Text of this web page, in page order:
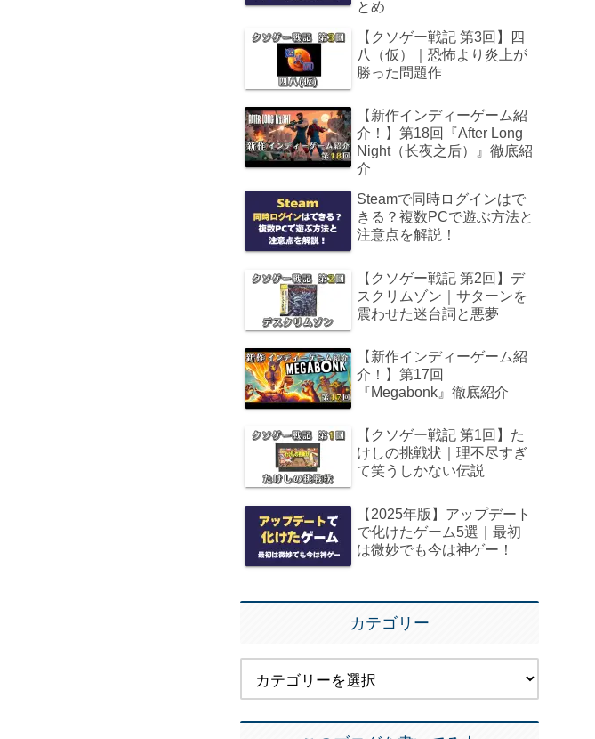
とめ
【クソゲー戦記 第3回】四
八（仮）｜恐怖より炎上が
勝った問題作
【新作インディーゲーム紹
介！】第18回『After Long
Night（长夜之后）』徹底紹
介
Steamで同時ログインはで
きる？複数PCで遊ぶ方法と
注意点を解説！
【クソゲー戦記 第2回】デ
スクリムゾン｜サターンを
震わせた迷台詞と悪夢
【新作インディーゲーム紹
介！】第17回
『Megabonk』徹底紹介
【クソゲー戦記 第1回】た
けしの挑戦状｜理不尽すぎ
て笑うしかない伝説
【2025年版】アップデート
で化けたゲーム5選｜最初
は微妙でも今は神ゲー！
カテゴリー